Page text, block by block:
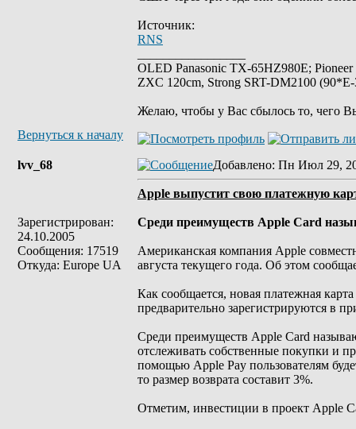
Источник:
RNS
OLED Panasonic TX-65HZ980E;
ZXC 120cm, Strong SRT-DM2100
Желаю, чтобы у Вас сбылось то, чего
Вернуться к началу
lvv_68
Зарегистрирован:
24.10.2005
Сообщения: 17519
Откуда: Europe UA
Добавлено: Пн Июл 29,
Apple выпустит свою платежную
Среди преимуществ Apple Card
Американская компания Apple
августа текущего года. Об этом
Как сообщается, новая платежная
предварительно зарегистрируются в
Среди преимуществ Apple Card
отслеживать собственные покупки и
помощью Apple Pay пользователям
то размер возврата составит 3%.
Отметим, инвестиции в проект Apple